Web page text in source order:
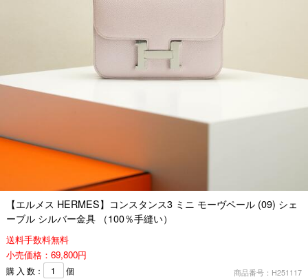
【エルメス HERMES】コンスタンス3 ミニ モーヴペール (09) シェ
ーブル シルバー金具 （100％手縫い）
送料手数料無料
小売価格：69,800円
商品番号：H251117
購 入 数： 個